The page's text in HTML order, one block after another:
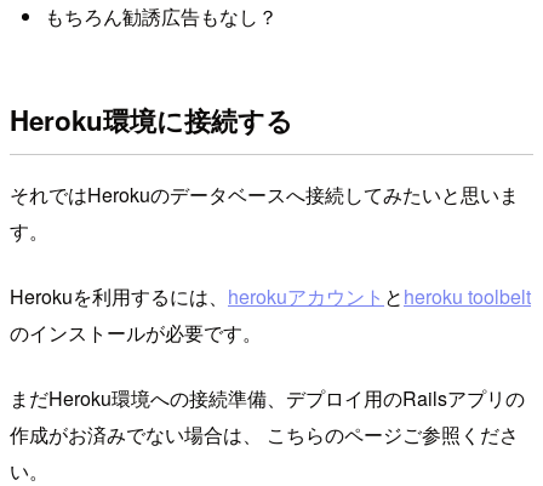
もちろん勧誘広告もなし？
Heroku環境に接続する
それではHerokuのデータベースへ接続してみたいと思いま
す。
Herokuを利用するには、 herokuアカウント とheroku toolbelt
のインストールが必要です。
まだHeroku環境への接続準備、デプロイ用のRailsアプリの
作成がお済みでない場合は、 こちらのページご参照くださ
い。